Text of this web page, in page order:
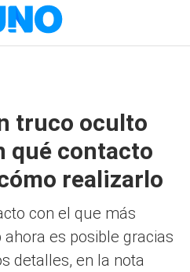
truco oculto
qué contacto
realizarlo
con el que más
es posible gracias
detalles, en la nota